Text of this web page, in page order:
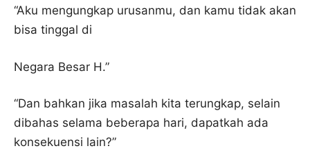
“Aku mengungkap urusanmu, dan kamu tidak akan
bisa tinggal di
Negara Besar H.”
“Dan bahkan jika masalah kita terungkap, selain
dibahas selama beberapa hari, dapatkah ada
konsekuensi lain?”